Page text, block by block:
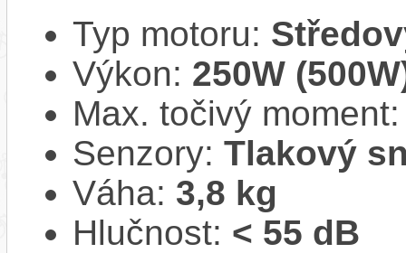
Typ motoru:
Výkon: 250W
Max. točivý
Senzory: Tlakový
Váha: 3,8 kg
Hlučnost: < 55 dB